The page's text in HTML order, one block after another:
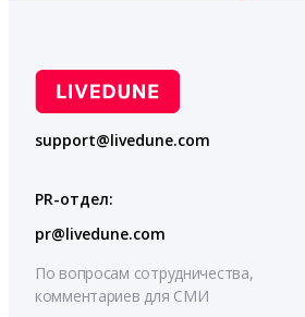
support@livedune.com
PR-отдел:
pr@livedune.com
По вопросам сотрудничества,
комментариев для СМИ